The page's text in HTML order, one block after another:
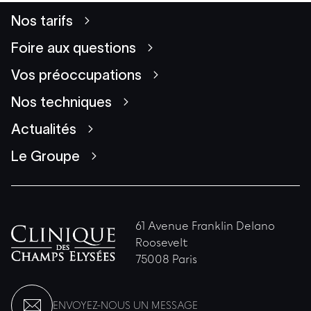
Nos tarifs
Foire aux questions
Vos préoccupations
Nos techniques
Actualités
Le Groupe
61 Avenue Franklin Delano
Roosevelt
75008 Paris
ENVOYEZ-NOUS UN MESSAGE